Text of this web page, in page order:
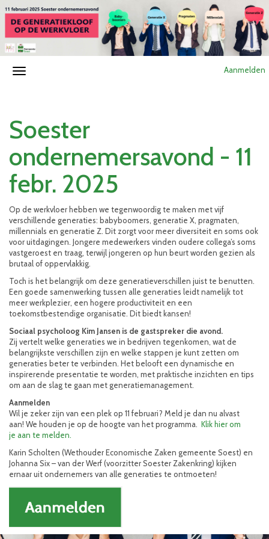
Aanmelden
Soester
ondernemersavond - 11
febr. 2025
Op de werkvloer hebben we tegenwoordig te maken met vijf
verschillende generaties: babyboomers, generatie X, pragmaten,
millennials en generatie Z. Dit zorgt voor meer diversiteit en soms ook
voor uitdagingen. Jongere medewerkers vinden oudere collega’s soms
vastgeroest en traag, terwijl jongeren op hun beurt worden gezien als
brutaal of oppervlakkig.
Toch is het belangrijk om deze generatieverschillen juist te benutten.
Een goede samenwerking tussen alle generaties leidt namelijk tot
meer werkplezier, een hogere productiviteit en een
toekomstbestendige organisatie. Dit biedt kansen!
Sociaal psycholoog Kim Jansen is de gastspreker die avond.
Zij vertelt welke generaties we in bedrijven tegenkomen, wat de
belangrijkste verschillen zijn en welke stappen je kunt zetten om
generaties beter te verbinden. Het belooft een dynamische en
inspirerende presentatie te worden, met praktische inzichten en tips
om aan de slag te gaan met generatiemanagement.
Aanmelden
Wil je zeker zijn van een plek op 11 februari? Meld je dan nu alvast
aan! We houden je op de hoogte van het programma. Klik hier om
je aan te melden.
Karin Scholten (Wethouder Economische Zaken gemeente Soest) en
Johanna Six – van der Werf (voorzitter Soester Zakenkring) kijken
ernaar uit ondernemers van alle generaties te ontmoeten!